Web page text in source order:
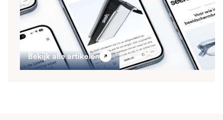
Bekijk alle artikelen